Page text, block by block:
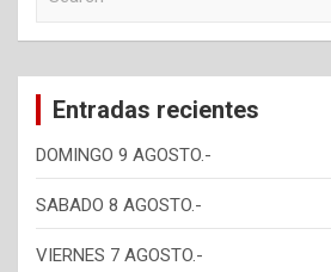
c
Entradas recientes
DOMINGO 9 AGOSTO.-
SABADO 8 AGOSTO.-
VIERNES 7 AGOSTO.-